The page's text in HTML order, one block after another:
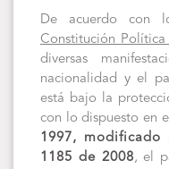
De acuerdo con
Constitución
diversas
nacionalidad y el
está bajo la
con lo dispuesto en
1997,
1185 de 2008, el